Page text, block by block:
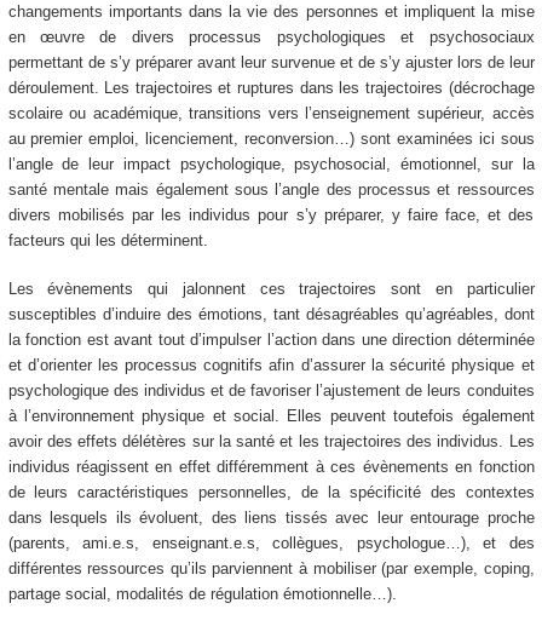
changements importants dans la vie des personnes et impliquent la mise
en œuvre de divers processus psychologiques et psychosociaux
permettant de s’y préparer avant leur survenue et de s’y ajuster lors de leur
déroulement. Les trajectoires et ruptures dans les trajectoires (décrochage
scolaire ou académique, transitions vers l’enseignement supérieur, accès
au premier emploi, licenciement, reconversion…) sont examinées ici sous
l’angle de leur impact psychologique, psychosocial, émotionnel, sur la
santé mentale mais également sous l’angle des processus et ressources
divers mobilisés par les individus pour s’y préparer, y faire face, et des
facteurs qui les déterminent.
Les évènements qui jalonnent ces trajectoires sont en particulier
susceptibles d’induire des émotions, tant désagréables qu’agréables, dont
la fonction est avant tout d’impulser l’action dans une direction déterminée
et d’orienter les processus cognitifs afin d’assurer la sécurité physique et
psychologique des individus et de favoriser l’ajustement de leurs conduites
à l’environnement physique et social. Elles peuvent toutefois également
avoir des effets délétères sur la santé et les trajectoires des individus. Les
individus réagissent en effet différemment à ces évènements en fonction
de leurs caractéristiques personnelles, de la spécificité des contextes
dans lesquels ils évoluent, des liens tissés avec leur entourage proche
(parents, ami.e.s, enseignant.e.s, collègues, psychologue…), et des
différentes ressources qu’ils parviennent à mobiliser (par exemple, coping,
partage social, modalités de régulation émotionnelle…).